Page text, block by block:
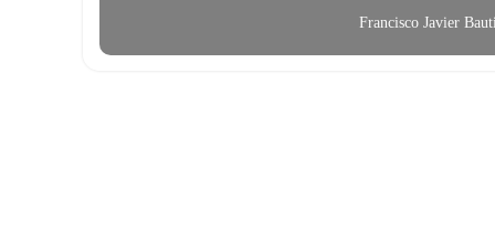
Francisco Javier